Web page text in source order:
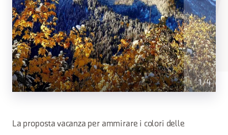
1/4
La proposta vacanza per ammirare i colori delle